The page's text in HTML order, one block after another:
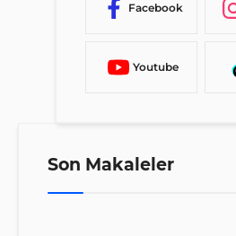
Facebook
Youtube
Son Makaleler